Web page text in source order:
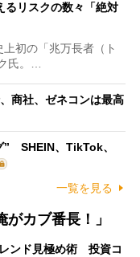
るリスクの数々「絶対
初の「兆万長者（ト
氏。…
商社、ゼネコンは最高
” SHEIN、TikTok、
一覧を見る
カブ番長！」
レンド見極め術 投資コ